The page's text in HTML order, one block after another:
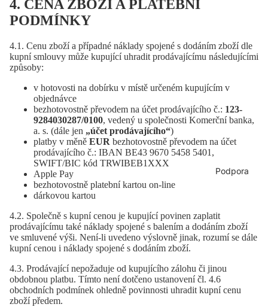
Podpora
4. CENA ZBOŽÍ A PLATEBNÍ
PODMÍNKY
4.1. Cenu zboží a případné náklady spojené s dodáním zboží dle
kupní smlouvy může kupující uhradit prodávajícímu následujícími
způsoby:
v hotovosti na dobírku v místě určeném kupujícím v
objednávce
bezhotovostně převodem na účet prodávajícího č.: 123-
9284030287/0100, vedený u společnosti Komerční banka,
a. s. (dále jen „účet prodávajícího“)
platby v měně EUR bezhotovostně převodem na účet
prodávajícího č.: IBAN BE43 9670 5458 5401,
SWIFT/BIC kód TRWIBEB1XXX
Apple Pay
bezhotovostně platební kartou on-line
dárkovou kartou
4.2. Společně s kupní cenou je kupující povinen zaplatit
prodávajícímu také náklady spojené s balením a dodáním zboží
ve smluvené výši. Není-li uvedeno výslovně jinak, rozumí se dále
kupní cenou i náklady spojené s dodáním zboží.
4.3. Prodávající nepožaduje od kupujícího zálohu či jinou
obdobnou platbu. Tímto není dotčeno ustanovení čl. 4.6
obchodních podmínek ohledně povinnosti uhradit kupní cenu
zboží předem.